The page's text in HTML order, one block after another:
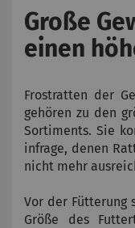
Große
einen
Frostratten der
gehören zu den
Sortiments. Sie
infrage, denen
nicht mehr
Vor der Fütterung
Größe des